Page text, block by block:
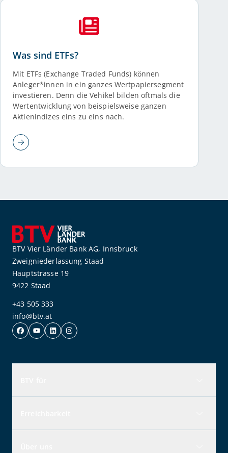
Was sind ETFs?
Mit ETFs (Exchange Traded Funds) können
Anleger*innen in ein ganzes Wertpapiersegment
investieren. Denn die Vehikel bilden oftmals die
Wertentwicklung von beispielsweise ganzen
Aktienindizes eins zu eins nach.
BTV Vier Länder Bank AG, Innsbruck
Zweigniederlassung Staad
Hauptstrasse 19
9422 Staad
+43 505 333
info@btv.at